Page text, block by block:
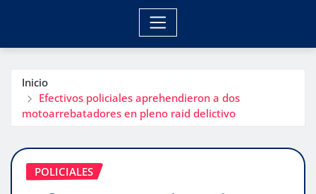
Inicio
Efectivos policiales aprehendieron a dos
motoarrebatadores en pleno raid delictivo
POLICIALES